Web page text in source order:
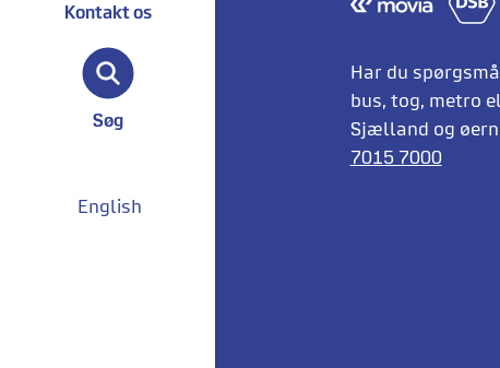
Kontakt os
Søg
English
Har du
bus, tog, metro
Sjælland og
7015 7000